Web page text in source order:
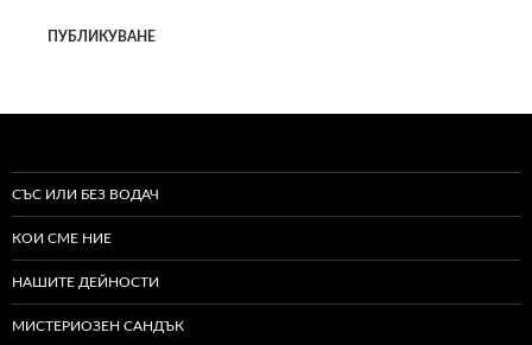
СЪС ИЛИ БЕЗ ВОДАЧ
КОИ СМЕ НИЕ
НАШИТЕ ДЕЙНОСТИ
МИСТЕРИОЗЕН САНДЪК